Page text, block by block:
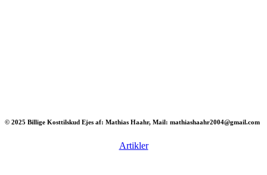
© 2025 Billige Kosttilskud Ejes af: Mathias Haahr, Mail: mathiashaahr2004@gmail.com
Artikler